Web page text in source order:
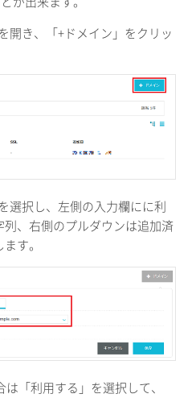
開き、「+ドメイン」をクリッ
選択し、左側の入力欄にに利
、右側のプルダウンは追加済
す。
「利用する」を選択して、